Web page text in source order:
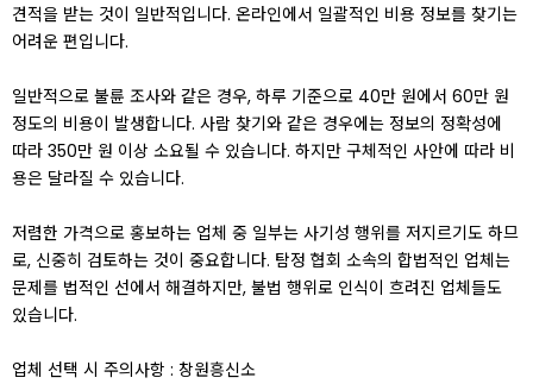
견적을 받는 것이 일반적입니다. 온라인에서 일괄적인 비용 정보를 찾기는
어려운 편입니다.
일반적으로 불륜 조사와 같은 경우, 하루 기준으로 40만 원에서 60만 원
정도의 비용이 발생합니다. 사람 찾기와 같은 경우에는 정보의 정확성에
따라 350만 원 이상 소요될 수 있습니다. 하지만 구체적인 사안에 따라 비
용은 달라질 수 있습니다.
저렴한 가격으로 홍보하는 업체 중 일부는 사기성 행위를 저지르기도 하므
로, 신중히 검토하는 것이 중요합니다. 탐정 협회 소속의 합법적인 업체는
문제를 법적인 선에서 해결하지만, 불법 행위로 인식이 흐려진 업체들도
있습니다.
업체 선택 시 주의사항 : 창원흥신소